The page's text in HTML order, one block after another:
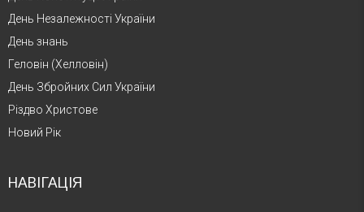
День Незалежності України
День знань
Геловін (Хелловін)
День Збройних Сил України
Різдво Христове
Новий Рік
НАВІГАЦІЯ